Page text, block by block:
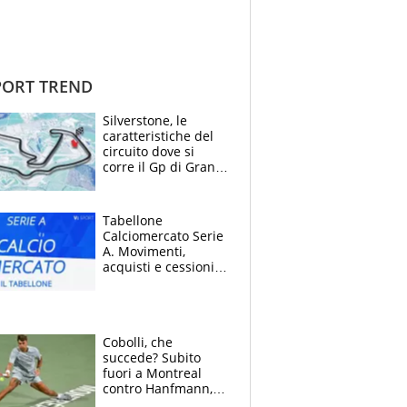
TREND
Silverstone, le
caratteristiche del
circuito dove si
corre il Gp di Gran
Tabellone
Calciomercato Serie
A. Movimenti,
acquisti e cessioni:
Cobolli, che
succede? Subito
fuori a Montreal
contro Hanfmann,